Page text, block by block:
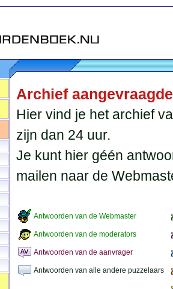
Archief
Hier vind je het archief
zijn dan 24 uur.
Je kunt hier géén
mailen naar de
Antwoorden van de Webmaster
Antwoorden van de moderators
Antwoorden van de aanvrager
Antwoorden van alle andere puzzelaars